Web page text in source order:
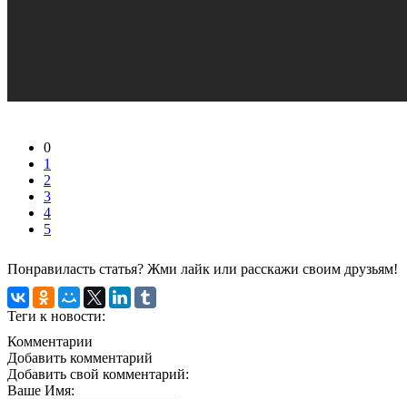
0
1
2
3
4
5
Понравиласть статья? Жми лайк или расскажи своим друзьям!
Теги к новости:
Комментарии
Добавить комментарий
Добавить свой комментарий:
Ваше Имя: